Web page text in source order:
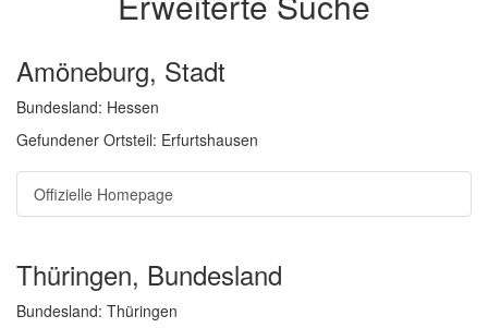
Amöneburg, Stadt
Bundesland: Hessen
Gefundener Ortsteil: Erfurtshausen
Offizielle Homepage
Thüringen, Bundesland
Bundesland: Thüringen